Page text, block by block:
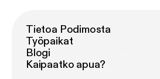
Tietoa Podimosta
Työpaikat
Blogi
Kaipaatko apua?